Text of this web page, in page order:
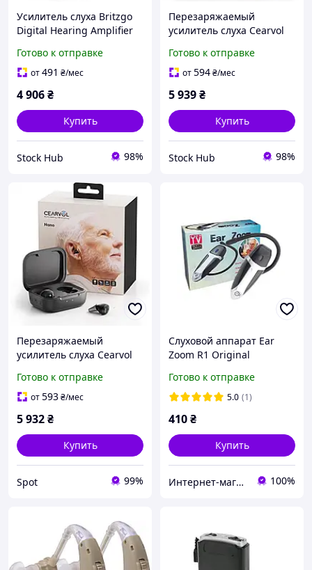
Усилитель слуха Britzgo
Digital Hearing Amplifier
Внутриканальный
слуховой аппарат
Готово к отправке
от491 ₴/мес
4 906₴
Купить
Stock Hub 98%
Перезаряжаемый
усилитель слуха Cearvol
Внутриушной усилитель
слуха
Готово к отправке
от594₴/мес
5 939₴
Купить
Stock Hub 98%
Перезаряжаемый
усилитель слуха Cearvol
шумоподавлением 2 шт
черный зарядный кейс
работы
Готово к отправке
от593₴/мес
5 932₴
Купить
Spot 99%
Слуховой аппарат Ear
Zoom R1 Original
блютуз
Готово к отправке
5.0 (1)
410₴
Купить
Интернет-магазин "Дешевле Нет" 100%